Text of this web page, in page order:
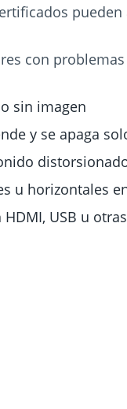
pueden
con
sin imagen
y se apaga
u horizontales
USB u